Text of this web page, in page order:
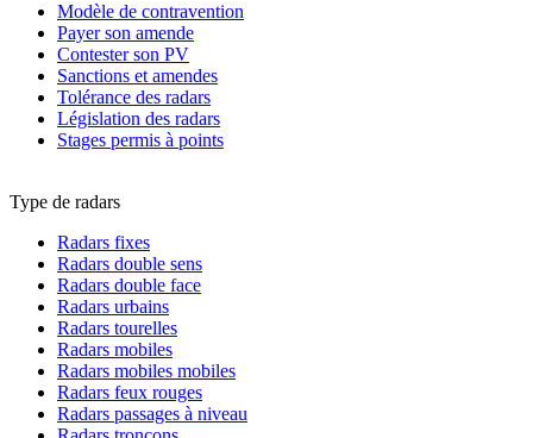
Modèle de contravention
Payer son amende
Contester son PV
Sanctions et amendes
Tolérance des radars
Législation des radars
Stages permis à points
Type de radars
Radars fixes
Radars double sens
Radars double face
Radars urbains
Radars tourelles
Radars mobiles
Radars mobiles mobiles
Radars feux rouges
Radars passages à niveau